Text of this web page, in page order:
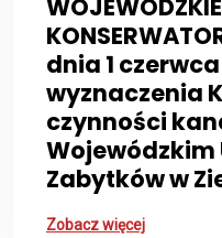
dnia 1
wyznaczenia
czynności
Wojewódzkim
Zabytków w
Zobacz więcej